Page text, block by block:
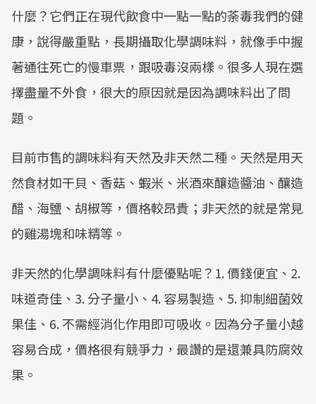
什麼？它們正在現代飲食中一點一點的荼毒我們的健
康，說得嚴重點，長期攝取化學調味料，就像手中握
著通往死亡的慢車票，跟吸毒沒兩樣。很多人現在選
擇盡量不外食，很大的原因就是因為調味料出了問
題。
目前市售的調味料有天然及非天然二種。天然是用天
然食材如干貝、香菇、蝦米、米酒來釀造醬油、釀造
醋、海鹽、胡椒等，價格較昂貴；非天然的就是常見
的雞湯塊和味精等。
非天然的化學調味料有什麼優點呢？1. 價錢便宜、2.
味道奇佳、3. 分子量小、4. 容易製造、5. 抑制細菌效
果佳、6. 不需經消化作用即可吸收。因為分子量小越
容易合成，價格很有競爭力，最讚的是還兼具防腐效
果。